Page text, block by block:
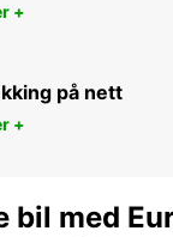
+
på nett
+
bil med